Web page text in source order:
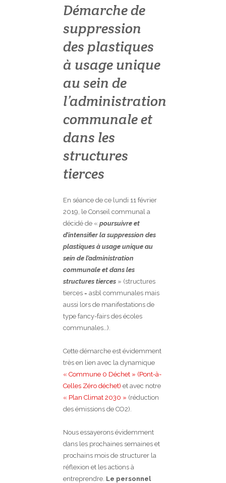
Démarche de
suppression
des plastiques
à usage unique
au sein de
l’administration
communale et
dans les
structures
tierces
En séance de ce lundi 11 février
2019, le Conseil communal a
décidé de « poursuivre et
d’intensifier la suppression des
plastiques à usage unique au
sein de l’administration
communale et dans les
structures tierces » (structures
tierces = asbl communales mais
aussi lors de manifestations de
type fancy-fairs des écoles
communales…).
Cette démarche est évidemment
très en lien avec la dynamique
« Commune 0 Déchet » (Pont-à-
Celles Zéro déchet) et avec notre
« Plan Climat 2030 » (réduction
des émissions de CO2).
Nous essayerons évidemment
dans les prochaines semaines et
prochains mois de structurer la
réflexion et les actions à
entreprendre. Le personnel